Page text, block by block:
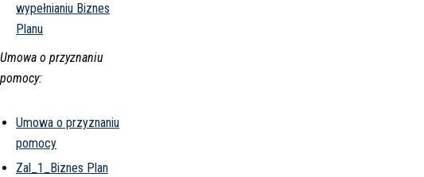
wypełnianiu Biznes
Planu
Umowa o przyznaniu
pomocy:
Umowa o przyznaniu
pomocy
Zal_1_Biznes Plan